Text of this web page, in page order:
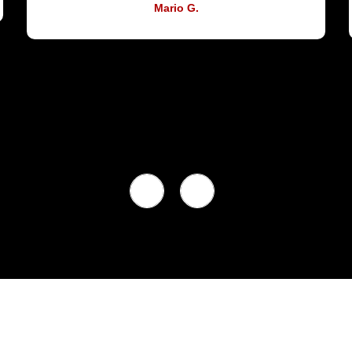
Carlo R.